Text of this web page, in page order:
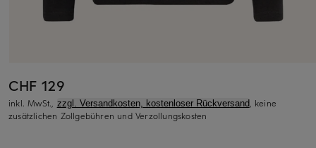
CHF 129
inkl. MwSt., zzgl. Versandkosten, kostenloser Rückversand, keine
zusätzlichen Zollgebühren und Verzollungskosten